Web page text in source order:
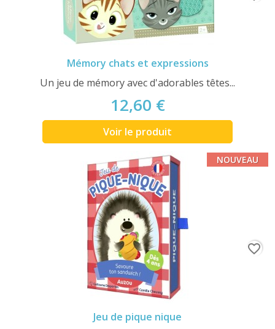
Mémory chats et expressions
Un jeu de mémory avec d'adorables têtes...
12,60 €
Voir le produit
Jeu de pique nique
NOUVEAU
favorite_border